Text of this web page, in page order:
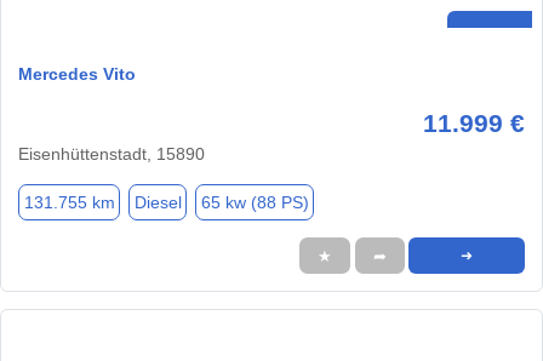
Mercedes Vito
11.999 €
Eisenhüttenstadt, 15890
131.755 km Diesel 65 kw (88 PS)
★ ➦ ➜